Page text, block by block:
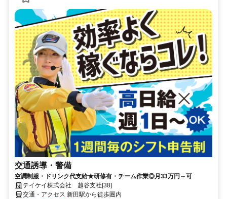
交通誘導・警備
空調制服・ドリンク代支給★研修有・チーム作業◎月33万円～可
テイケイ株式会社 越谷支社[38]
交通・アクセス 新田駅から徒歩圏内